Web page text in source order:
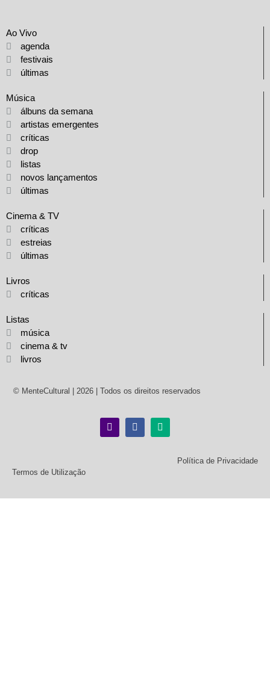
Ao Vivo
agenda
festivais
últimas
Música
álbuns da semana
artistas emergentes
críticas
drop
listas
novos lançamentos
últimas
Cinema & TV
críticas
estreias
últimas
Livros
críticas
Listas
música
cinema & tv
livros
© MenteCultural | 2026 | Todos os direitos reservados
Política de Privacidade
Termos de Utilização